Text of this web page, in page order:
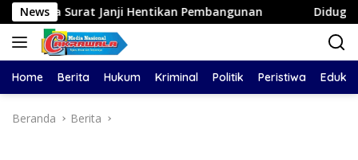
Langsung
ke
konten
News
Hentikan Pembangunan Diduga Aniaya Wanita di
Home Berita Hukum Kriminal Politik Peristiwa
Beranda Berita